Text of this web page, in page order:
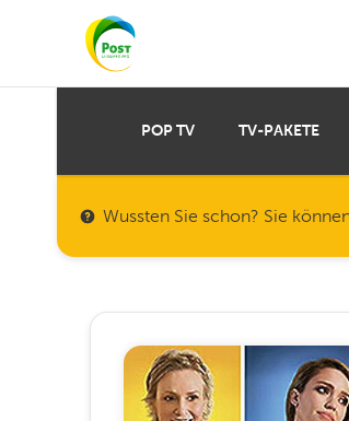
POP TV TV-PAKETE
Wussten Sie schon? Sie